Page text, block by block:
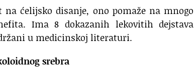
ćelijsko disanje, ono pomaže na mnogo
Ima 8 dokazanih lekovitih dejstava
u medicinskoj literaturi.
srebra